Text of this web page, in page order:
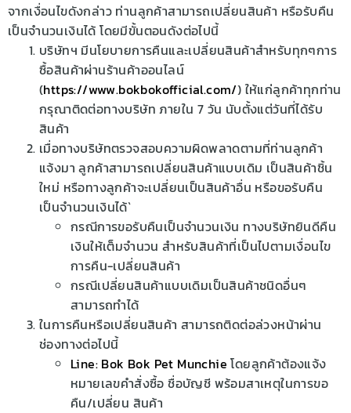
จากเงื่อนไขดังกล่าว ท่านลูกค้าสามารถเปลี่ยนสินค้า หรือรับคืน
เป็นจำนวนเงินได้ โดยมีขั้นตอนดังต่อไปนี้
บริษัทฯ มีนโยบายการคืนและเปลี่ยนสินค้าสำหรับทุกๆการ
ซื้อสินค้าผ่านร้านค้าออนไลน์
(https://www.bokbokofficial.com/) ให้แก่ลูกค้าทุกท่าน
กรุณาติดต่อทางบริษัท ภายใน 7 วัน นับตั้งแต่วันที่ได้รับ
สินค้า
เมื่อทางบริษัทตรวจสอบความผิดพลาดตามที่ท่านลูกค้า
แจ้งมา ลูกค้าสามารถเปลี่ยนสินค้าแบบเดิม เป็นสินค้าชิ้น
ใหม่ หรือทางลูกค้าจะเปลี่ยนเป็นสินค้าอื่น หรือขอรับคืน
เป็นจำนวนเงินได้`
กรณีการขอรับคืนเป็นจำนวนเงิน ทางบริษัทยินดีคืน
เงินให้เต็มจำนวน สำหรับสินค้าที่เป็นไปตามเงื่อนไข
การคืน-เปลี่ยนสินค้า
กรณีเปลี่ยนสินค้าแบบเดิมเป็นสินค้าชนิดอื่นๆ
สามารถทำได้
ในการคืนหรือเปลี่ยนสินค้า สามารถติดต่อล่วงหน้าผ่าน
ช่องทางต่อไปนี้
Line: Bok Bok Pet Munchie โดยลูกค้าต้องแจ้ง
หมายเลขคำสั่งซื้อ ชื่อบัญชี พร้อมสาเหตุในการขอ
คืน/เปลี่ยน สินค้า